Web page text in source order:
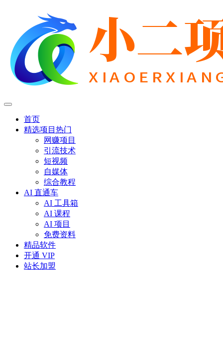
首页
精选项目 热门
网赚项目
引流技术
短视频
自媒体
综合教程
AI 直通车
AI 工具箱
AI 课程
AI 项目
免费资料
精品软件
开通 VIP
站长加盟